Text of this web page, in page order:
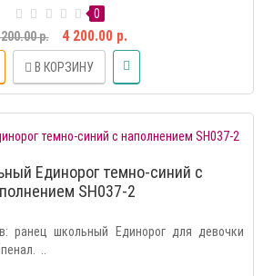
0
р.
4 200.00 р.
В КОРЗИНУ
Единорог темно-синий с
SH037-2
ранец школьный Единорог для девочки
..